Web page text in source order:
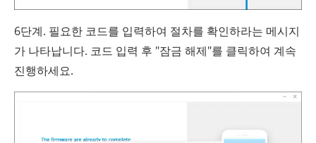
6단계. 필요한 코드를 입력하여 절차를 확인하라는 메시지
가 나타납니다. 코드 입력 후 "잠금 해제"를 클릭하여 계속
진행하세요.